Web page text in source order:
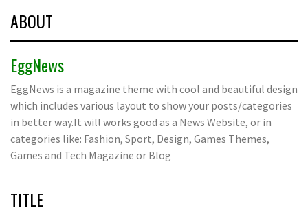
ABOUT
EggNews
EggNews is a magazine theme with cool and beautiful design
which includes various layout to show your posts/categories
in better way.It will works good as a News Website, or in
categories like: Fashion, Sport, Design, Games Themes,
Games and Tech Magazine or Blog
TITLE